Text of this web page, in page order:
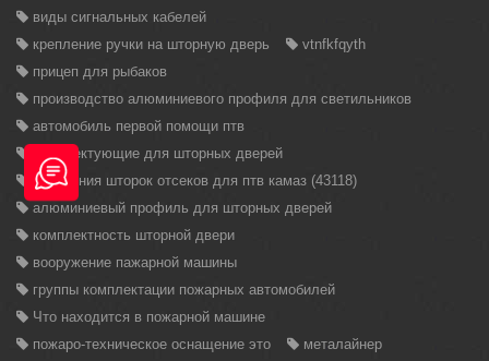
виды сигнальных кабелей
крепление ручки на шторную дверь
vtnfkfqyth
прицеп для рыбаков
производство алюминиевого профиля для светильников
автомобиль первой помощи птв
комплектующие для шторных дверей
крепления шторок отсеков для птв камаз (43118)
алюминиевый профиль для шторных дверей
комплектность шторной двери
вооружение пажарной машины
группы комплектации пожарных автомобилей
Что находится в пожарной машине
пожаро-техническое оснащение это
металайнер